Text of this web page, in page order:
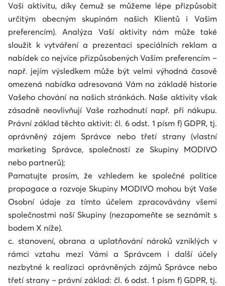
Vaši aktivitu, díky čemuž se můžeme lépe přizpůsobit
určitým obecným skupinám našich Klientů i Vašim
preferencím). Analýza Vaší aktivity nám může také
sloužit k vytváření a prezentaci speciálních reklam a
nabídek co nejvíce přizpůsobených Vašim preferencím –
např. jejím výsledkem může být velmi výhodná časově
omezená nabídka adresovaná Vám na základě historie
Vašeho chování na našich stránkách. Naše aktivity však
zásadně neovlivňují Vaše rozhodnutí např. při nákupu.
Právní základ těchto aktivit: čl. 6 odst. 1 písm f) GDPR, tj.
oprávněný zájem Správce nebo třetí strany (vlastní
marketing Správce, společností ze Skupiny MODIVO
nebo partnerů);
Pamatujte prosím, že vzhledem ke společné politice
propagace a rozvoje Skupiny MODIVO mohou být Vaše
Osobní údaje za tímto účelem zpracovávány všemi
společnostmi naší Skupiny (nezapomeňte se seznámit s
bodem X níže).
c. stanovení, obrana a uplatňování nároků vzniklých v
rámci vztahu mezi Vámi a Správcem i další účely
nezbytné k realizaci oprávněných zájmů Správce nebo
třetí strany – právní základ: čl. 6 odst. 1 písm f) GDPR, tj.